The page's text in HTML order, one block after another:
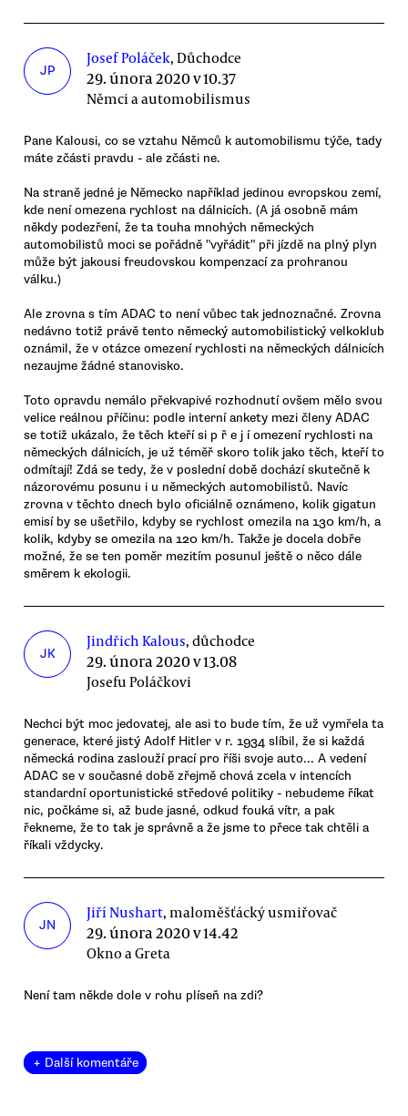
JP
Josef Poláček, Důchodce
29. února 2020 v 10.37
Němci a automobilismus
Pane Kalousi, co se vztahu Němců k automobilismu týče, tady
máte zčásti pravdu - ale zčásti ne.
Na straně jedné je Německo například jedinou evropskou zemí,
kde není omezena rychlost na dálnicích. (A já osobně mám
někdy podezření, že ta touha mnohých německých
automobilistů moci se pořádně "vyřádit" při jízdě na plný plyn
může být jakousi freudovskou kompenzací za prohranou
válku.)
Ale zrovna s tím ADAC to není vůbec tak jednoznačné. Zrovna
nedávno totiž právě tento německý automobilistický velkoklub
oznámil, že v otázce omezení rychlosti na německých dálnicích
nezaujme žádné stanovisko.
Toto opravdu nemálo překvapivé rozhodnutí ovšem mělo svou
velice reálnou příčinu: podle interní ankety mezi členy ADAC
se totiž ukázalo, že těch kteří si p ř e j í omezení rychlosti na
německých dálnicích, je už téměř skoro tolik jako těch, kteří to
odmítají! Zdá se tedy, že v poslední době dochází skutečně k
názorovému posunu i u německých automobilistů. Navíc
zrovna v těchto dnech bylo oficiálně oznámeno, kolik gigatun
emisí by se ušetřilo, kdyby se rychlost omezila na 130 km/h, a
kolik, kdyby se omezila na 120 km/h. Takže je docela dobře
možné, že se ten poměr mezitím posunul ještě o něco dále
směrem k ekologii.
JK
Jindřich Kalous, důchodce
29. února 2020 v 13.08
Josefu Poláčkovi
Nechci být moc jedovatej, ale asi to bude tím, že už vymřela ta
generace, které jistý Adolf Hitler v r. 1934 slíbil, že si každá
německá rodina zaslouží prací pro říši svoje auto... A vedení
ADAC se v současné době zřejmě chová zcela v intencích
standardní oportunistické středové politiky - nebudeme říkat
nic, počkáme si, až bude jasné, odkud fouká vítr, a pak
řekneme, že to tak je správně a že jsme to přece tak chtěli a
říkali vždycky.
JN
Jiří Nushart, maloměšťácký usmiřovač
29. února 2020 v 14.42
Okno a Greta
Není tam někde dole v rohu plíseň na zdi?
+ Další komentáře